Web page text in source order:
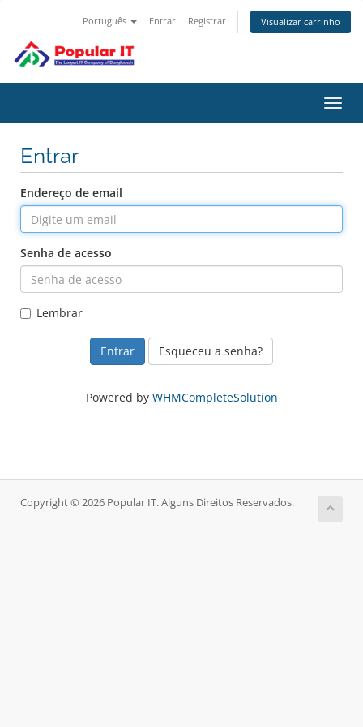
Português Entrar Registrar Visualizar carrinho
Entrar
Endereço de email
Senha de acesso
Lembrar
Esqueceu a senha?
Powered by WHMCompleteSolution
Copyright © 2026 Popular IT. Alguns Direitos Reservados.